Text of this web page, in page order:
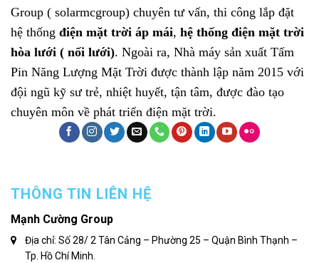
Group ( solarmcgroup) chuyên tư vấn, thi công lắp đặt
hệ thống điện mặt trời áp mái, hệ thống điện mặt trời
hòa lưới ( nối lưới). Ngoài ra, Nhà máy sản xuất Tấm
Pin Năng Lượng Mặt Trời được thành lập năm 2015 với
đội ngũ kỹ sư trẻ, nhiệt huyết, tận tâm, được đào tạo
chuyên môn về phát triển điện mặt trời.
THÔNG TIN LIÊN HỆ
Mạnh Cường Group
Địa chỉ: Số 28/ 2 Tân Cảng – Phường 25 – Quận Bình Thạnh –
Tp. Hồ Chí Minh.